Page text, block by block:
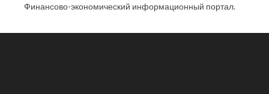
Финансово-экономический информационный портал.